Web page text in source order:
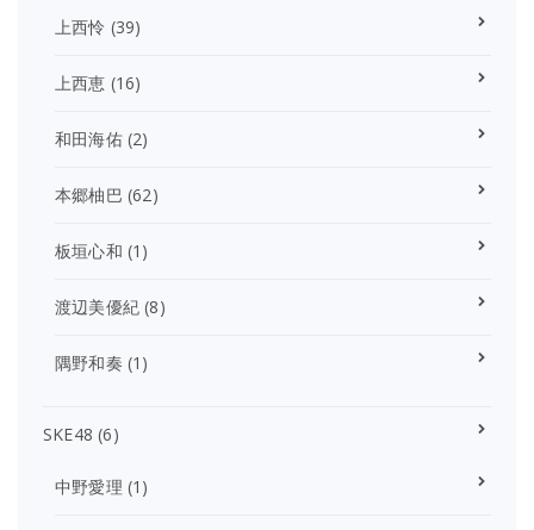
上西怜 (39)
上西恵 (16)
和田海佑(2)
本郷柚巴 (62)
板垣心和 (1)
渡辺美優紀 (8)
隅野和奏 (1)
SKE48 (6)
中野愛理 (1)